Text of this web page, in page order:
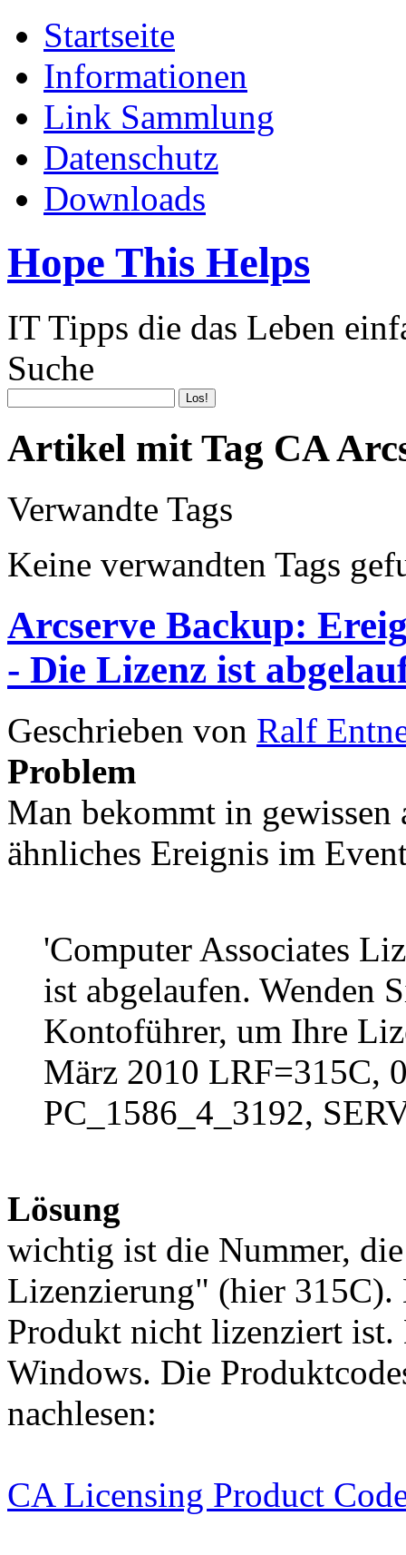
Startseite
Informationen
Link Sammlung
Datenschutz
Downloads
Hope This Helps
IT Tipps die das Leben
Suche
Artikel mit Tag CA
Verwandte Tags
Keine verwandten Tags
Arcserve Backup:
- Die Lizenz ist
Geschrieben von Ralf
Problem
Man bekommt in gewissen
ähnliches Ereignis im
'Computer Associates
ist abgelaufen. Wenden
Kontoführer, um Ihre
März 2010 LRF=315C,
PC_1586_4_3192,
Lösung
wichtig ist die Nummer,
Lizenzierung" (hier 315C).
Produkt nicht lizenziert
Windows. Die
nachlesen:
CA Licensing Product